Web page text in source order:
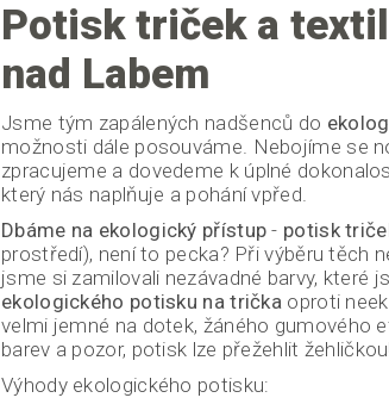
Potisk triček a
nad Labem
Jsme tým zapálených nadšenců do
možnosti dále posouváme. Nebojíme se
zpracujeme a dovedeme k úplné
který nás naplňuje a pohání vpřed.
Dbáme na ekologický přístup - potisk
prostředí), není to pecka? Při výběru těch
jsme si zamilovali nezávadné barvy, které
ekologického potisku na trička oproti
velmi jemné na dotek, žáného gumového
barev a pozor, potisk lze přežehlit
Výhody ekologického potisku: